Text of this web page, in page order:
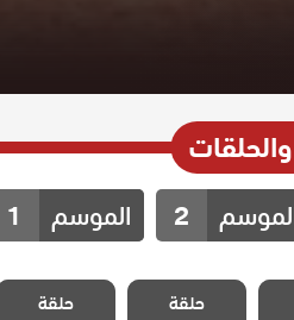
2 الموسم 1
مسلسل الحفرة
الموسم الرابع
حلقة
مسلسل الحفرة
الموسم الرابع
حلقة